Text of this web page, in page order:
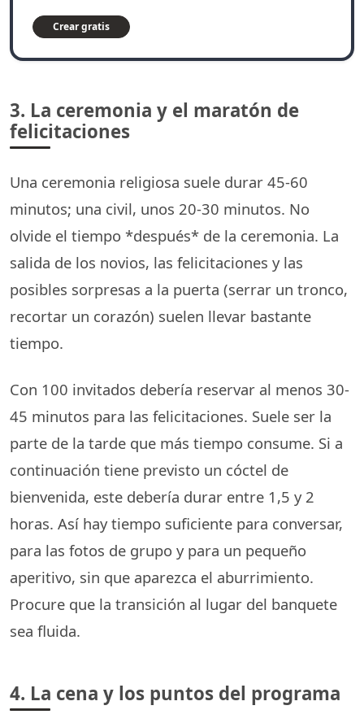
Crear gratis
3. La ceremonia y el maratón de
felicitaciones
Una ceremonia religiosa suele durar 45-60
minutos; una civil, unos 20-30 minutos. No
olvide el tiempo *después* de la ceremonia. La
salida de los novios, las felicitaciones y las
posibles sorpresas a la puerta (serrar un tronco,
recortar un corazón) suelen llevar bastante
tiempo.
Con 100 invitados debería reservar al menos 30-
45 minutos para las felicitaciones. Suele ser la
parte de la tarde que más tiempo consume. Si a
continuación tiene previsto un cóctel de
bienvenida, este debería durar entre 1,5 y 2
horas. Así hay tiempo suficiente para conversar,
para las fotos de grupo y para un pequeño
aperitivo, sin que aparezca el aburrimiento.
Procure que la transición al lugar del banquete
sea fluida.
4. La cena y los puntos del programa